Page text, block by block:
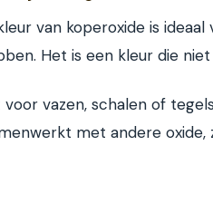
van koperoxide is
Het is een kleur die
vazen, schalen of
met andere